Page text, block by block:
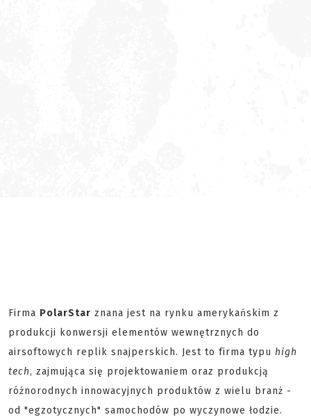
Firma PolarStar znana jest na rynku amerykańskim z
produkcji konwersji elementów wewnętrznych do
airsoftowych replik snajperskich. Jest to firma typu high
tech, zajmująca się projektowaniem oraz produkcją
różnorodnych innowacyjnych produktów z wielu branż -
od "egzotycznych" samochodów po wyczynowe łodzie.